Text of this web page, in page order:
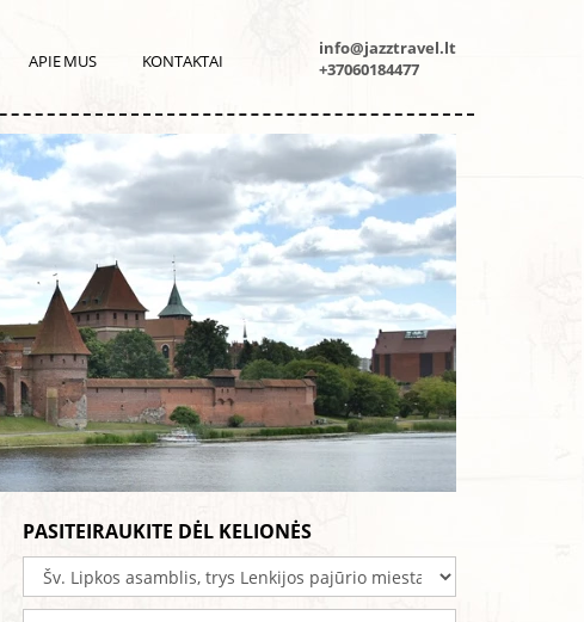
info@jazztravel.lt
+37060184477
APIE MUS KONTAKTAI
PASITEIRAUKITE DĖL KELIONĖS